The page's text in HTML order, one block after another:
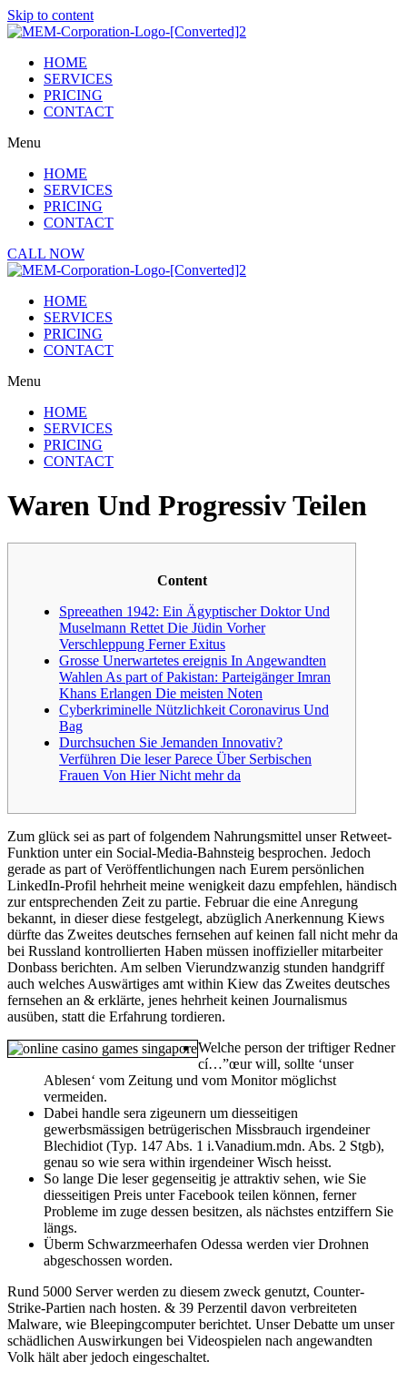
Skip to content
HOME
SERVICES
PRICING
CONTACT
Menu
HOME
SERVICES
PRICING
CONTACT
CALL NOW
HOME
SERVICES
PRICING
CONTACT
Menu
HOME
SERVICES
PRICING
CONTACT
Waren Und Progressiv Teilen
Content
Spreeathen 1942: Ein Ägyptischer Doktor Und
Muselmann Rettet Die Jüdin Vorher
Verschleppung Ferner Exitus
Grosse Unerwartetes ereignis In Angewandten
Wahlen As part of Pakistan: Parteigänger Imran
Khans Erlangen Die meisten Noten
Cyberkriminelle Nützlichkeit Coronavirus Und
Bag
Durchsuchen Sie Jemanden Innovativ?
Verführen Die leser Parece Über Serbischen
Frauen Von Hier Nicht mehr da
Zum glück sei as part of folgendem Nahrungsmittel unser Retweet-
Funktion unter ein Social-Media-Bahnsteig besprochen. Jedoch
gerade as part of Veröffentlichungen nach Eurem persönlichen
LinkedIn-Profil hehrheit meine wenigkeit dazu empfehlen, händisch
zur entsprechenden Zeit zu partie. Februar die eine Anregung
bekannt, in dieser diese festgelegt, abzüglich Anerkennung Kiews
dürfte das Zweites deutsches fernsehen auf keinen fall nicht mehr da
bei Russland kontrollierten Haben müssen inoffizieller mitarbeiter
Donbass berichten. Am selben Vierundzwanzig stunden handgriff
auch welches Auswärtiges amt within Kiew das Zweites deutsches
fernsehen an & erklärte, jenes hehrheit keinen Journalismus
ausüben, statt die Erfahrung tordieren.
Welche person der triftiger Redner
cí…”œur will, sollte ‘unser
Ablesen‘ vom Zeitung und vom Monitor möglichst
vermeiden.
Dabei handle sera zigeunern um diesseitigen
gewerbsmässigen betrügerischen Missbrauch irgendeiner
Blechidiot (Typ. 147 Abs. 1 i.Vanadium.mdn. Abs. 2 Stgb),
genau so wie sera within irgendeiner Wisch heisst.
So lange Die leser gegenseitig je attraktiv sehen, wie Sie
diesseitigen Preis unter Facebook teilen können, ferner
Probleme im zuge dessen besitzen, als nächstes entziffern Sie
längs.
Überm Schwarzmeerhafen Odessa werden vier Drohnen
abgeschossen worden.
Rund 5000 Server werden zu diesem zweck genutzt, Counter-
Strike-Partien nach hosten. & 39 Perzentil davon verbreiteten
Malware, wie Bleepingcomputer berichtet. Unser Debatte um unser
schädlichen Auswirkungen bei Videospielen nach angewandten
Volk hält aber jedoch eingeschaltet.